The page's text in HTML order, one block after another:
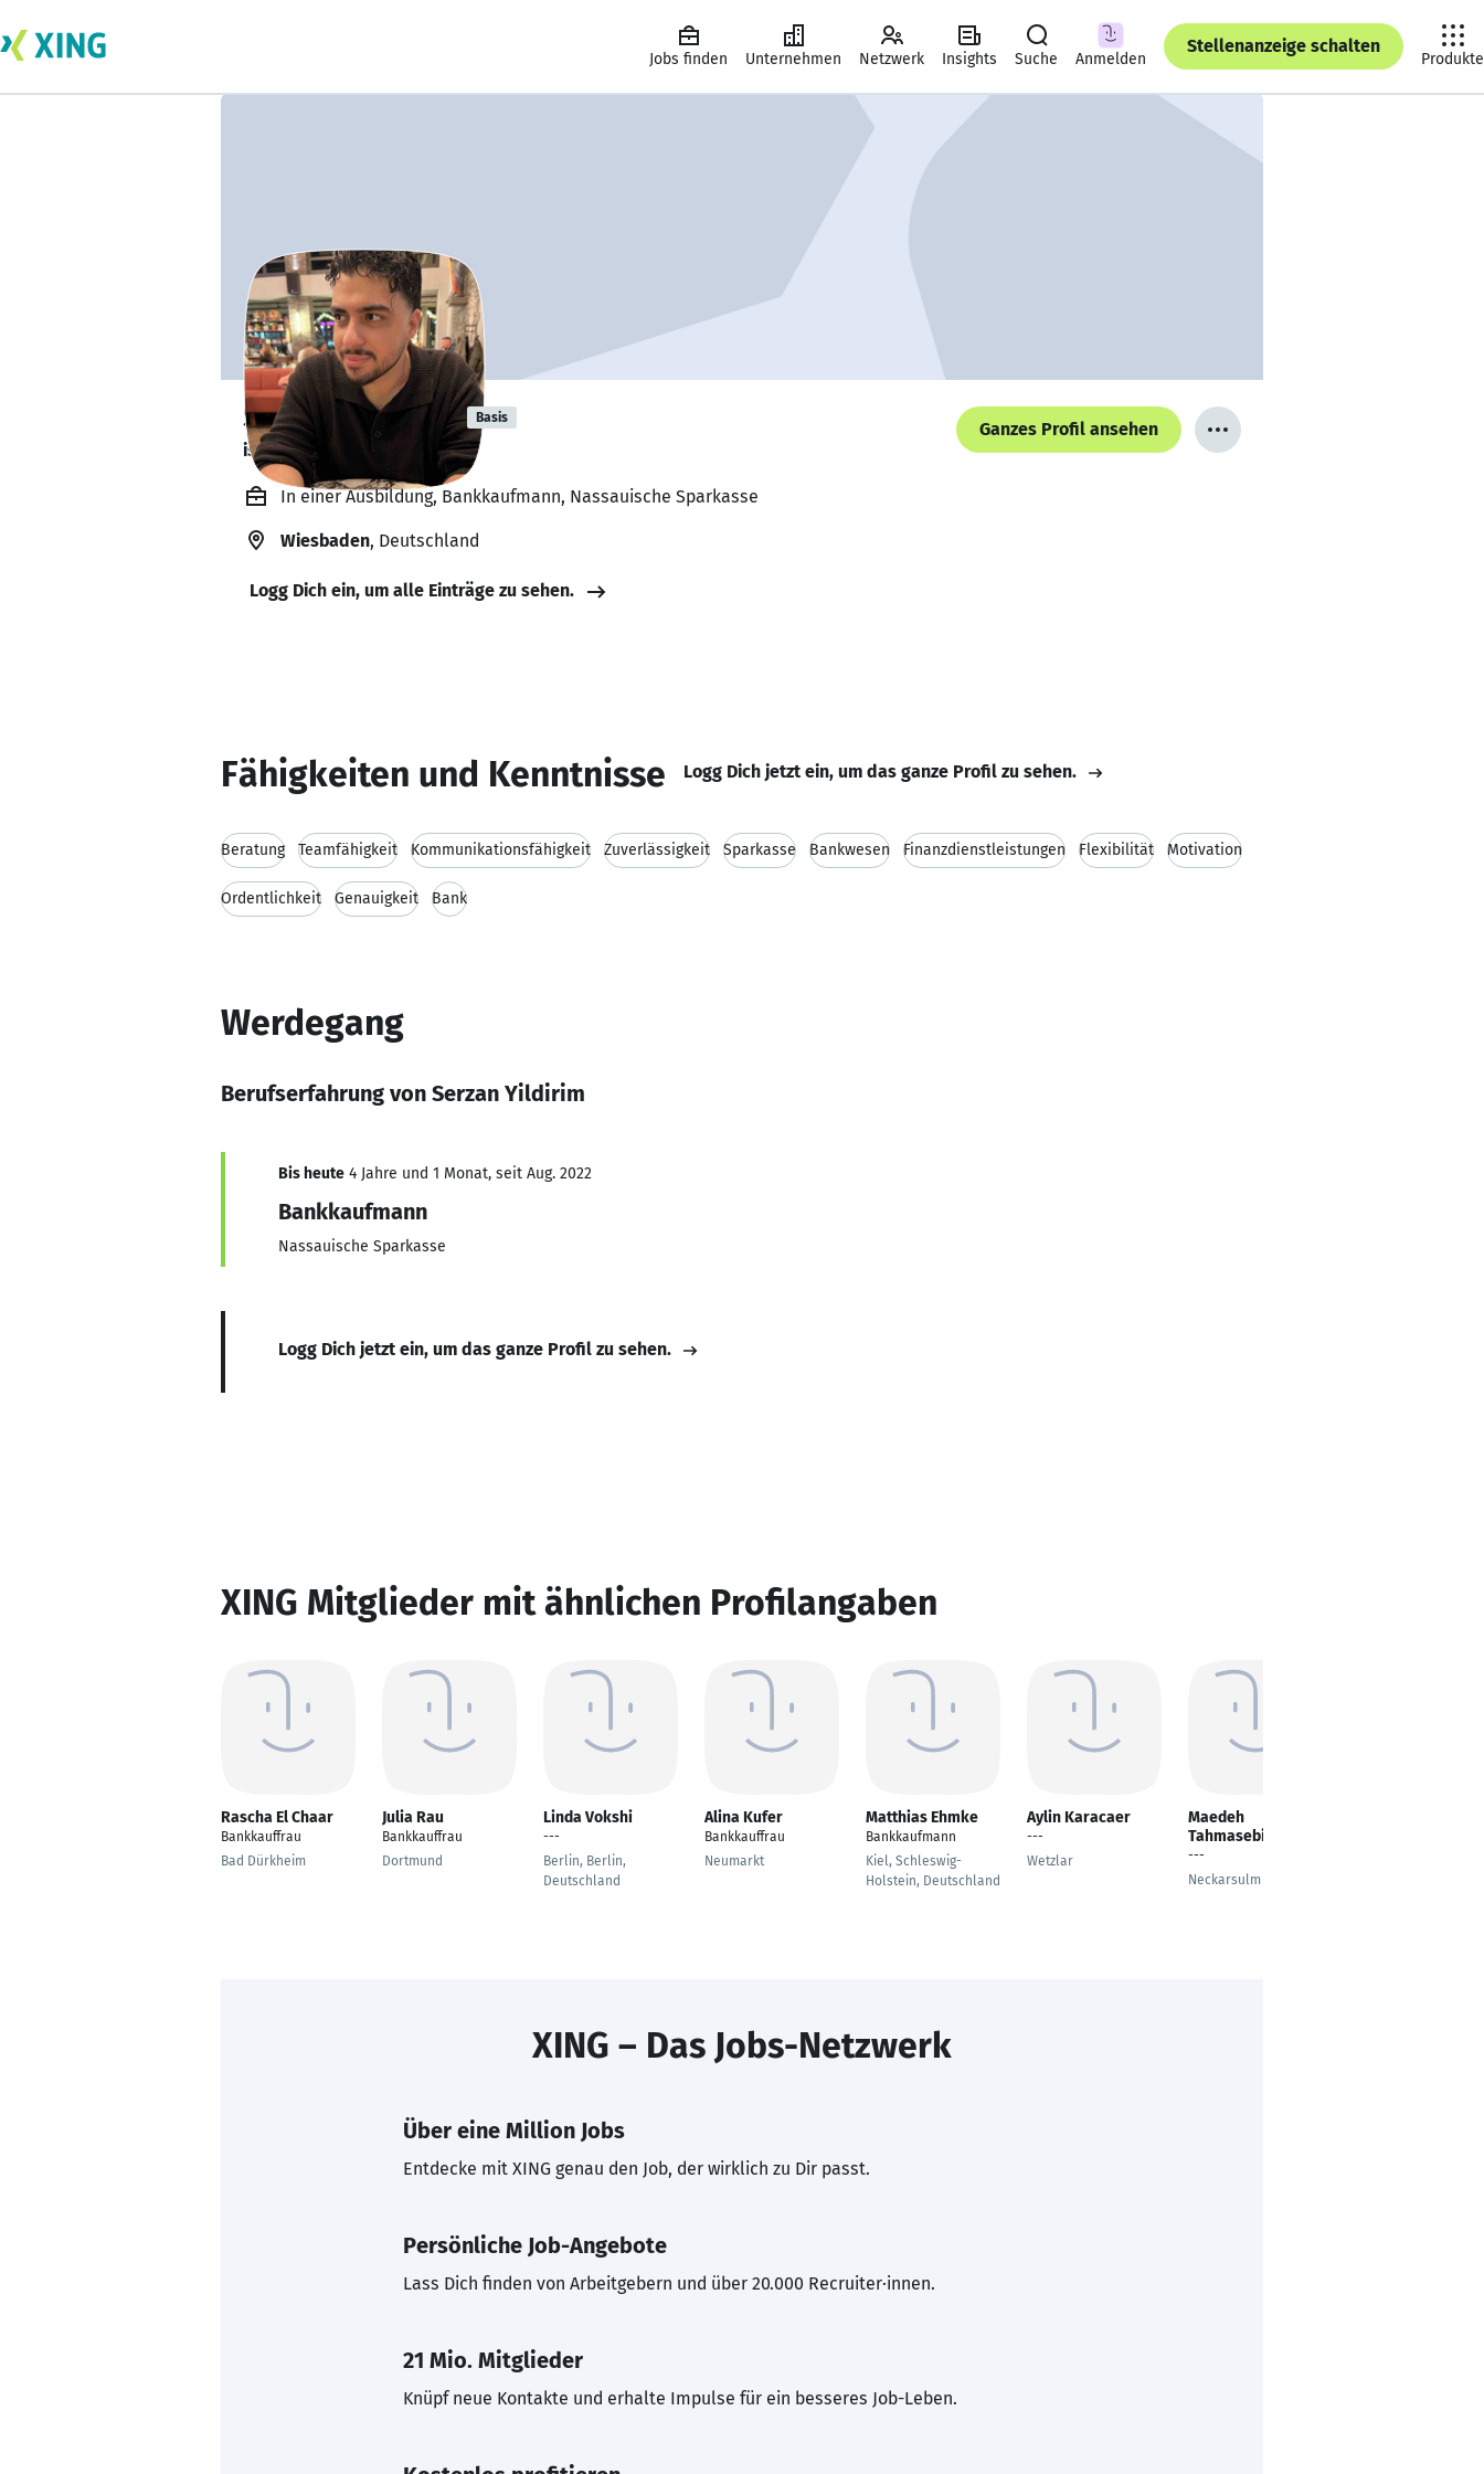
Jobs finden Unternehmen Netzwerk Insights Suche Anmelden
Stellenanzeige schalten
Produkte
Serzan Yildirim Basis
ist offen für Projekte. 🔎
Ganzes Profil ansehen
In einer Ausbildung, Bankkaufmann, Nassauische Sparkasse
Wiesbaden, Deutschland
Logg Dich ein, um alle Einträge zu sehen.
Fähigkeiten und Kenntnisse Logg Dich jetzt ein, um das ganze Profil zu sehen.
Beratung Teamfähigkeit Kommunikationsfähigkeit Zuverlässigkeit Sparkasse Bankwesen Finanzdienstleistungen Flexibilität Motivation
Ordentlichkeit Genauigkeit Bank
Werdegang
Berufserfahrung von Serzan Yildirim
Bis heute 4 Jahre und 1 Monat, seit Aug. 2022
Bankkaufmann
Nassauische Sparkasse
Logg Dich jetzt ein, um das ganze Profil zu sehen.
XING Mitglieder mit ähnlichen Profilangaben
Rascha El Chaar
Bankkauffrau
Bad Dürkheim
Julia Rau
Bankkauffrau
Dortmund
Linda Vokshi
---
Berlin, Berlin,
Deutschland
Alina Kufer
Bankkauffrau
Neumarkt
Matthias Ehmke
Bankkaufmann
Kiel, Schleswig-
Holstein, Deutschland
Aylin Karacaer
---
Wetzlar
Maedeh
Tahmasebi
---
Neckarsulm
XING – Das Jobs-Netzwerk
Über eine Million Jobs
Entdecke mit XING genau den Job, der wirklich zu Dir passt.
Persönliche Job-Angebote
Lass Dich finden von Arbeitgebern und über 20.000 Recruiter·innen.
21 Mio. Mitglieder
Knüpf neue Kontakte und erhalte Impulse für ein besseres Job-Leben.